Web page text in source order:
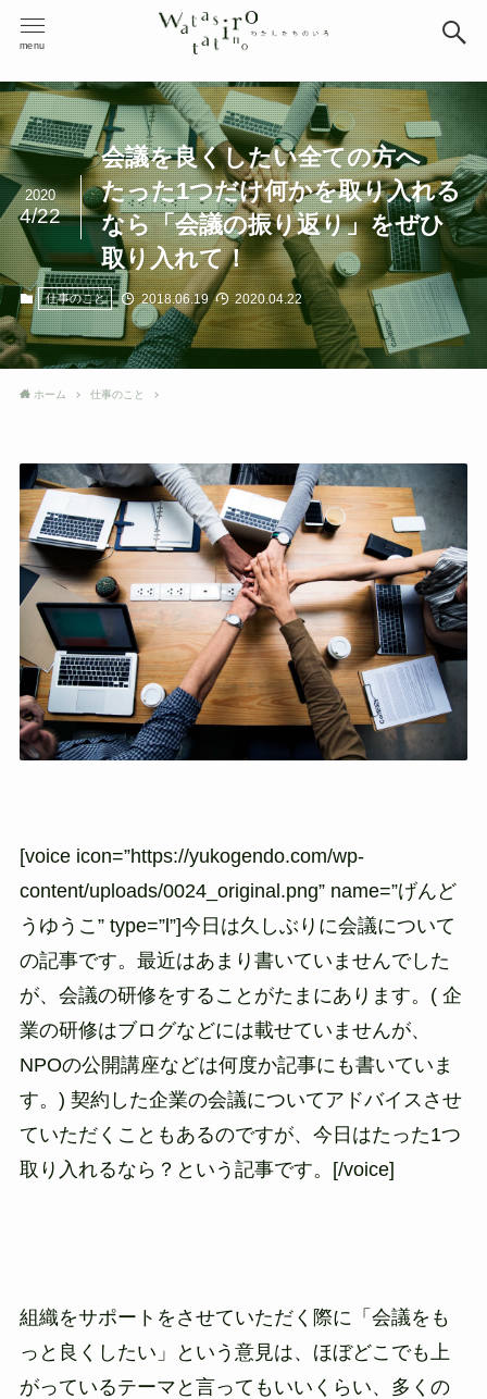
menu
会議を良くしたい全ての方へ
たった1つだけ何かを取り入れる
なら「会議の振り返り」をぜひ
取り入れて！
2020
4/22
仕事のこと 2018.06.19 2020.04.22
ホーム 仕事のこと
[voice icon=”https://yukogendo.com/wp-
content/uploads/0024_original.png” name=”げんど
うゆうこ” type=”l”]今日は久しぶりに会議について
の記事です。最近はあまり書いていませんでした
が、会議の研修をすることがたまにあります。( 企
業の研修はブログなどには載せていませんが、
NPOの公開講座などは何度か記事にも書いていま
す。) 契約した企業の会議についてアドバイスさせ
ていただくこともあるのですが、今日はたった1つ
取り入れるなら？という記事です。[/voice]
組織をサポートをさせていただく際に「会議をも
っと良くしたい」という意見は、ほぼどこでも上
がっているテーマと言ってもいいくらい、多くの